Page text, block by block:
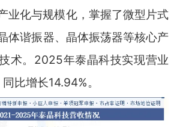
业化与规模化，掌握了微型片式
体谐振器、晶体振荡器等核心产
术。2025年泰晶科技实现营业
比增长14.94%。